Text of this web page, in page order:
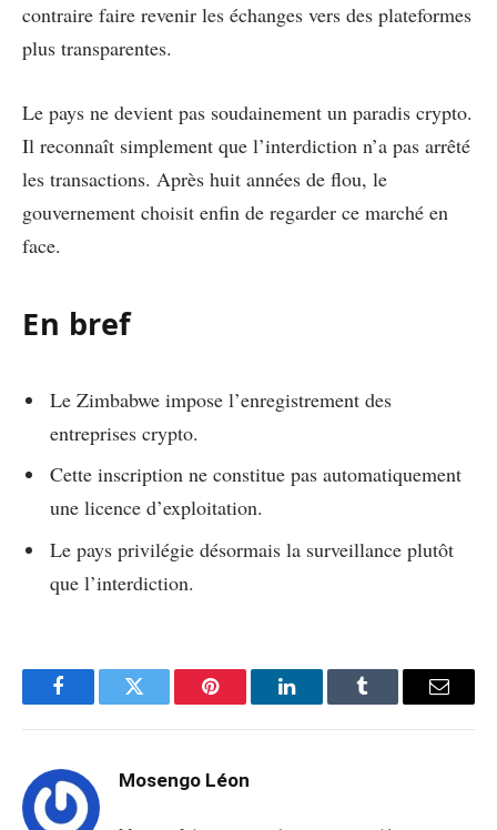
contraire faire revenir les échanges vers des plateformes
plus transparentes.
Le pays ne devient pas soudainement un paradis crypto.
Il reconnaît simplement que l’interdiction n’a pas arrêté
les transactions. Après huit années de flou, le
gouvernement choisit enfin de regarder ce marché en
face.
En bref
Le Zimbabwe impose l’enregistrement des
entreprises crypto.
Cette inscription ne constitue pas automatiquement
une licence d’exploitation.
Le pays privilégie désormais la surveillance plutôt
que l’interdiction.
FacebookTwitter Pinterest LinkedInTumblr Email
Mosengo Léon